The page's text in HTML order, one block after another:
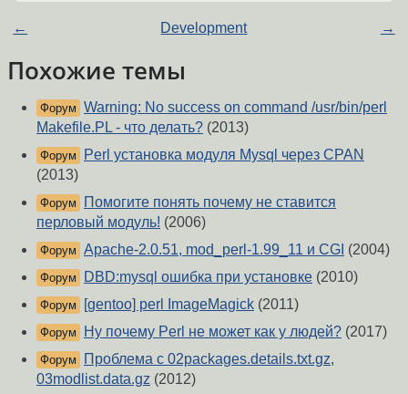
← Development →
Похожие темы
Форум Warning: No success on command /usr/bin/perl
Makefile.PL - что делать? (2013)
Форум
Perl установка модуля Mysql через CPAN
(2013)
Форум
Помогите понять почему не ставится
перловый модуль! (2006)
Форум Apache-2.0.51, mod_perl-1.99_11 и CGI (2004)
Форум DBD:mysql ошибка при установке (2010)
Форум [gentoo] perl ImageMagick (2011)
Форум Ну почему Perl не может как у людей? (2017)
Форум
Проблема с 02packages.details.txt.gz,
03modlist.data.gz (2012)